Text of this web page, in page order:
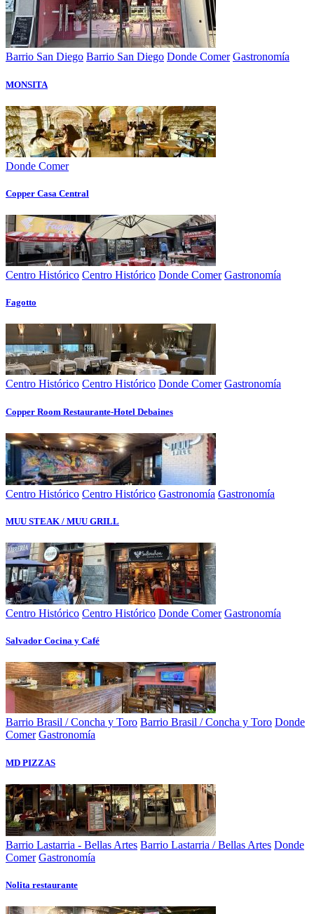
Barrio San Diego Barrio San Diego Donde Comer Gastronomía
MONSITA
Donde Comer
Copper Casa Central
Centro Histórico Centro Histórico Donde Comer Gastronomía
Fagotto
Centro Histórico Centro Histórico Donde Comer Gastronomía
Copper Room Restaurante-Hotel Debaines
Centro Histórico Centro Histórico Gastronomía Gastronomía
MUU STEAK / MUU GRILL
Centro Histórico Centro Histórico Donde Comer Gastronomía
Salvador Cocina y Café
Barrio Brasil / Concha y Toro Barrio Brasil / Concha y Toro Donde
Comer Gastronomía
MD PIZZAS
Barrio Lastarria - Bellas Artes Barrio Lastarria / Bellas Artes Donde
Comer Gastronomía
Nolita restaurante